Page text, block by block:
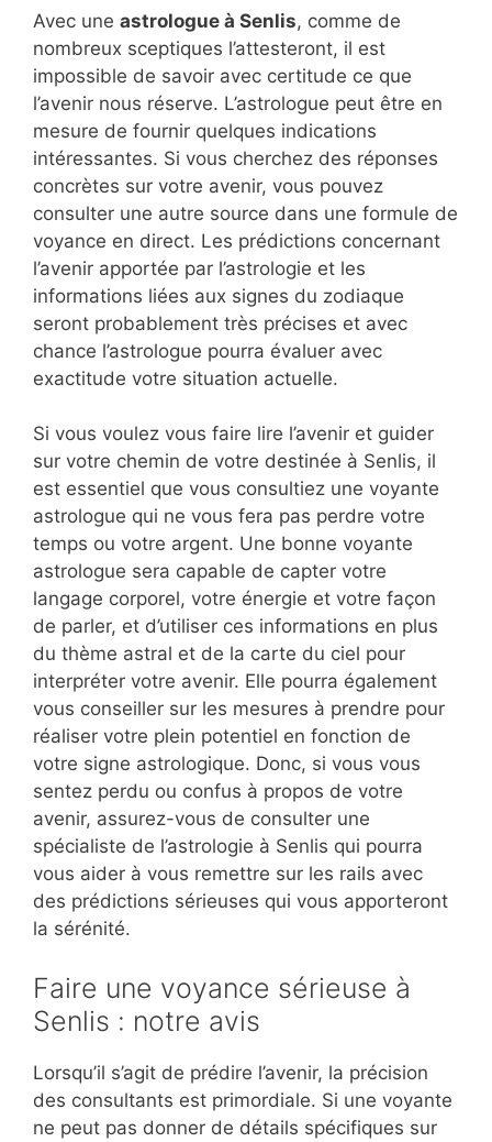
Avec une astrologue à Senlis, comme de
nombreux sceptiques l’attesteront, il est
impossible de savoir avec certitude ce que
l’avenir nous réserve. L’astrologue peut être en
mesure de fournir quelques indications
intéressantes. Si vous cherchez des réponses
concrètes sur votre avenir, vous pouvez
consulter une autre source dans une formule de
voyance en direct. Les prédictions concernant
l’avenir apportée par l’astrologie et les
informations liées aux signes du zodiaque
seront probablement très précises et avec
chance l’astrologue pourra évaluer avec
exactitude votre situation actuelle.
Si vous voulez vous faire lire l’avenir et guider
sur votre chemin de votre destinée à Senlis, il
est essentiel que vous consultiez une voyante
astrologue qui ne vous fera pas perdre votre
temps ou votre argent. Une bonne voyante
astrologue sera capable de capter votre
langage corporel, votre énergie et votre façon
de parler, et d’utiliser ces informations en plus
du thème astral et de la carte du ciel pour
interpréter votre avenir. Elle pourra également
vous conseiller sur les mesures à prendre pour
réaliser votre plein potentiel en fonction de
votre signe astrologique. Donc, si vous vous
sentez perdu ou confus à propos de votre
avenir, assurez-vous de consulter une
spécialiste de l’astrologie à Senlis qui pourra
vous aider à vous remettre sur les rails avec
des prédictions sérieuses qui vous apporteront
la sérénité.
Faire une voyance sérieuse à
Senlis : notre avis
Lorsqu’il s’agit de prédire l’avenir, la précision
des consultants est primordiale. Si une voyante
ne peut pas donner de détails spécifiques sur